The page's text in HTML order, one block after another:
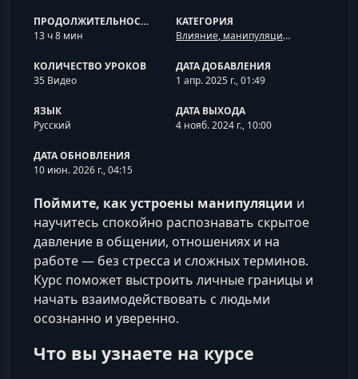
ПРОДОЛЖИТЕЛЬНОСТЬ
13 ч 8 мин
КАТЕГОРИЯ
Влияние, манипуляции и профайлинг
КОЛИЧЕСТВО УРОКОВ
35 Видео
ДАТА ДОБАВЛЕНИЯ
1 апр. 2025 г., 01:49
ЯЗЫК
Русский
ДАТА ВЫХОДА
4 нояб. 2024 г., 10:00
ДАТА ОБНОВЛЕНИЯ
10 июн. 2026 г., 04:15
Поймите, как устроены манипуляции и
научитесь спокойно распознавать скрытое
давление в общении, отношениях и на
работе — без стресса и сложных терминов.
Курс поможет выстроить личные границы и
начать взаимодействовать с людьми
осознанно и уверенно.
Что вы узнаете на курсе